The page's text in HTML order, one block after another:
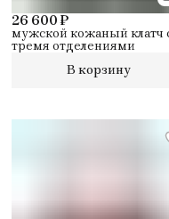
26 600 ₽
мужской кожаный клатч
тремя отделениями
В корзину